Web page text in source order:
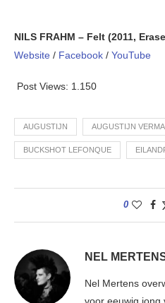
NILS FRAHM – Felt (2011,
Website / Facebook / YouTube
Post Views: 1.150
AUGUSTIJN AUGUSTIJN
BUCKSHOT LEFONQUE
0
NEL
Nel Mertens